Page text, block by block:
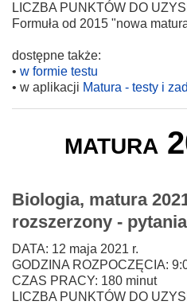
LICZBA PUNKTÓW DO
Formuła od 2015 "nowa
dostępne także:
• w formie testu
• w aplikacji Matura - testy i
matura
Biologia, matura
rozszerzony -
DATA: 12 maja 2021 r.
GODZINA ROZPOCZĘCIA:
CZAS PRACY: 180 minut
LICZBA PUNKTÓW DO